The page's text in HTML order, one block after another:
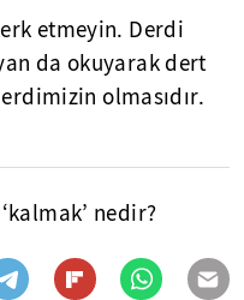
etmeyin. Derdi
da okuyarak dert
olmasıdır.
nedir?